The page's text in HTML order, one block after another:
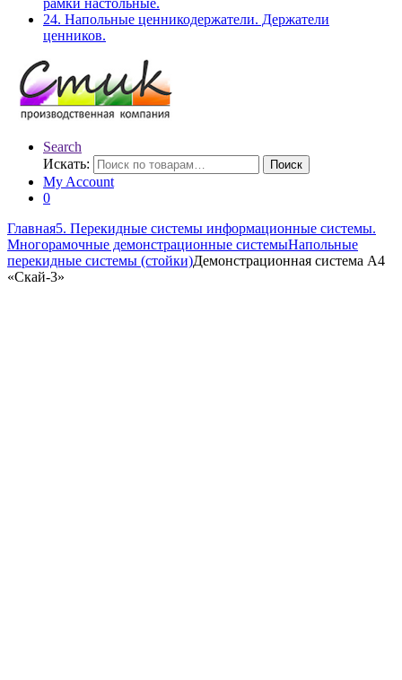
рамки настольные.
24. Напольные ценникодержатели. Держатели
ценников.
Search
Искать:
Поиск
My Account
0
Главная5. Перекидные системы информационные системы.
Многорамочные демонстрационные системыНапольные
перекидные системы (стойки)Демонстрационная система А4
«Скай-3»